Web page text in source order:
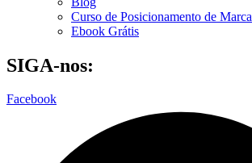
Curso de Posicionamento de Marca
Ebook Grátis
SIGA-nos:
Facebook